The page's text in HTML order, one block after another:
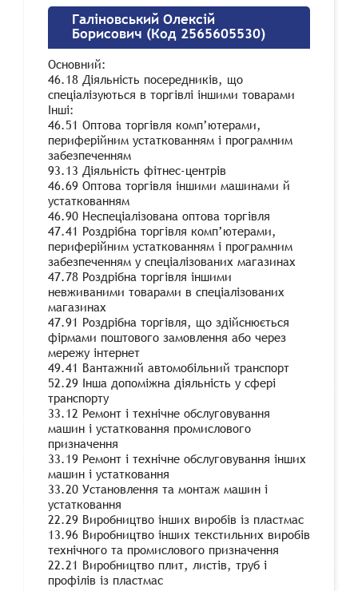
Галіновський Олексій
Борисович (Код 2565605530)
Основний:
46.18 Діяльність посередників, що
спеціалізуються в торгівлі іншими товарами
Інші:
46.51 Оптова торгівля комп’ютерами,
периферійним устаткованням і програмним
забезпеченням
93.13 Діяльність фітнес-центрів
46.69 Оптова торгівля іншими машинами й
устаткованням
46.90 Неспеціалізована оптова торгівля
47.41 Роздрібна торгівля комп’ютерами,
периферійним устаткованням і програмним
забезпеченням у спеціалізованих магазинах
47.78 Роздрібна торгівля іншими
невживаними товарами в спеціалізованих
магазинах
47.91 Роздрібна торгівля, що здійснюється
фірмами поштового замовлення або через
мережу інтернет
49.41 Вантажний автомобільний транспорт
52.29 Інша допоміжна діяльність у сфері
транспорту
33.12 Ремонт і технічне обслуговування
машин і устатковання промислового
призначення
33.19 Ремонт і технічне обслуговування інших
машин і устатковання
33.20 Установлення та монтаж машин і
устатковання
22.29 Виробництво інших виробів із пластмас
13.96 Виробництво інших текстильних виробів
технічного та промислового призначення
22.21 Виробництво плит, листів, труб і
профілів із пластмас